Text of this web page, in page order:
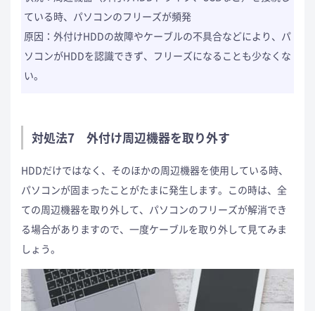
ている時、パソコンのフリーズが頻発
原因：外付けHDDの故障やケーブルの不具合などにより、パ
ソコンがHDDを認識できず、フリーズになることも少なくな
い。
対処法7 外付け周辺機器を取り外す
HDDだけではなく、そのほかの周辺機器を使用している時、
パソコンが固まったことがたまに発生します。この時は、全
ての周辺機器を取り外して、パソコンのフリーズが解消でき
る場合がありますので、一度ケーブルを取り外して見てみま
しょう。